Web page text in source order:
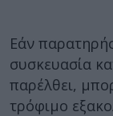
Εάν
συσκευασία
παρέλθει,
τρόφιμο